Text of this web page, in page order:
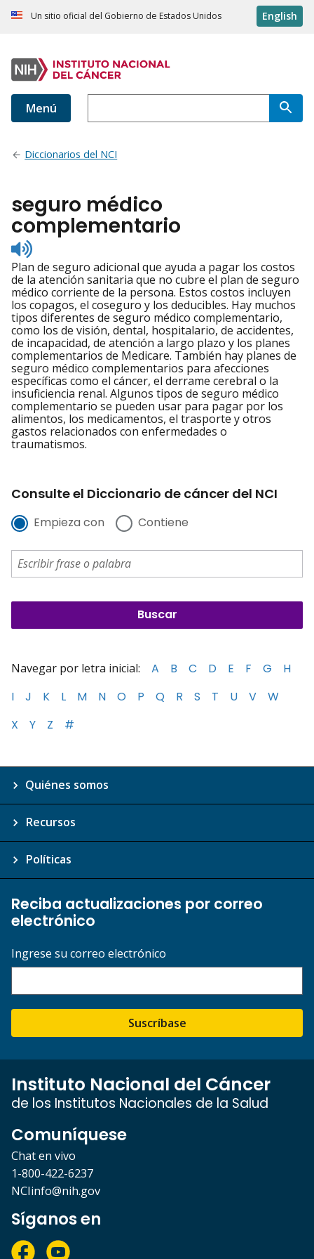
Un sitio oficial del Gobierno de Estados Unidos English
Menú
Diccionarios del NCI
seguro médico
complementario
Listen
to
pronunciation
Plan de seguro adicional que ayuda a pagar los costos
de la atención sanitaria que no cubre el plan de seguro
médico corriente de la persona. Estos costos incluyen
los copagos, el coseguro y los deducibles. Hay muchos
tipos diferentes de seguro médico complementario,
como los de visión, dental, hospitalario, de accidentes,
de incapacidad, de atención a largo plazo y los planes
complementarios de Medicare. También hay planes de
seguro médico complementarios para afecciones
específicas como el cáncer, el derrame cerebral o la
insuficiencia renal. Algunos tipos de seguro médico
complementario se pueden usar para pagar por los
alimentos, los medicamentos, el trasporte y otros
gastos relacionados con enfermedades o
traumatismos.
Consulte el Diccionario de cáncer del NCI
Empieza con Contiene
Navegar por letra inicial: A B C D E F G
H
I
J K L M N O P Q R S T U V
W
X
Y Z #
Quiénes somos
Recursos
Políticas
Reciba actualizaciones por correo
electrónico
Ingrese su correo electrónico
Suscríbase
Instituto Nacional del Cáncer
de los Institutos Nacionales de la Salud
Comuníquese
Chat en vivo
1-800-422-6237
NCIinfo@nih.gov
Síganos en